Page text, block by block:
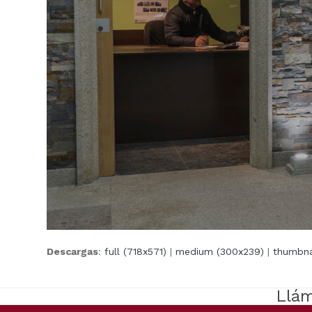
Descargas:full (718x571) |medium (300x239) |